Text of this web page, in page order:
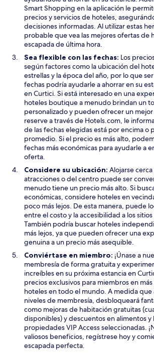
Smart Shopping en la aplicación le
precios y servicios de hoteles,
decisiones informadas. Al utilizar estas
probable que vea las mejores ofertas de
escapada de última hora.
Sea flexible con las fechas: Los
según factores como la ubicación del
estrellas y la época del año, por lo que
fechas podría ayudarle a ahorrar en su
en Curtici. Si está interesado en una
hoteles boutique a menudo brindan un
personalizado y pueden ofrecer un
reserve a través de Hotels.com, le
de las fechas elegidas está por encima o
promedio. Si el precio es más alto,
fechas más económicas para ayudarle a
oferta.
Considere su ubicación: Alojarse
atracciones o del centro puede ser
menudo tiene un precio más alto. Si
económicas, considere hoteles en
poco más lejos. De esta manera, puede
entre el costo y la accesibilidad a los
También podría buscar hoteles
más lejos, ya que pueden ofrecer una
genuina a un precio más asequible.
Conviértase en miembro: ¡Únase a
membresía de forma gratuita y
increíbles en su próxima estancia en
precios exclusivos para miembros en
hoteles en todo el mundo. A medida que
niveles de membresía, desbloqueará
como mejoras de habitación gratuitas
disponibles) y descuentos en alimentos
propiedades VIP Access seleccionadas.
valiosos beneficios, regístrese hoy y
escapada perfecta.